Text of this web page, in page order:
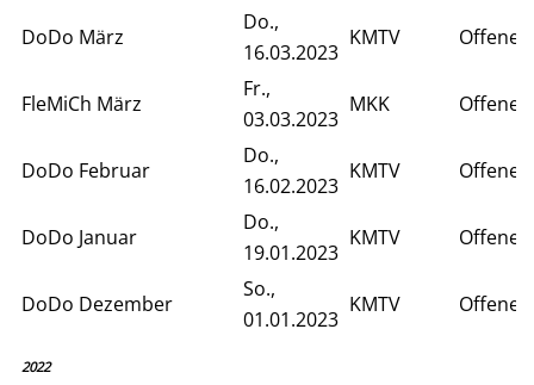
DoDo März
Do.,
16.03.2023
KMTV
FleMiCh März
Fr.,
03.03.2023
MKK
DoDo Februar
Do.,
16.02.2023
KMTV
DoDo Januar
Do.,
19.01.2023
KMTV
DoDo Dezember
So.,
01.01.2023
KMTV
2022